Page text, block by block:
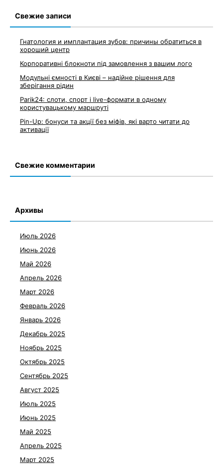
Свежие записи
Гнатология и имплантация зубов: причины обратиться в
хороший центр
Корпоративні блокноти під замовлення з вашим лого
Модульні ємності в Києві – надійне рішення для
зберігання рідин
Parik24: слоти, спорт і live-формати в одному
користувацькому маршруті
Pin-Up: бонуси та акції без міфів, які варто читати до
активації
Свежие комментарии
Архивы
Июль 2026
Июнь 2026
Май 2026
Апрель 2026
Март 2026
Февраль 2026
Январь 2026
Декабрь 2025
Ноябрь 2025
Октябрь 2025
Сентябрь 2025
Август 2025
Июль 2025
Июнь 2025
Май 2025
Апрель 2025
Март 2025